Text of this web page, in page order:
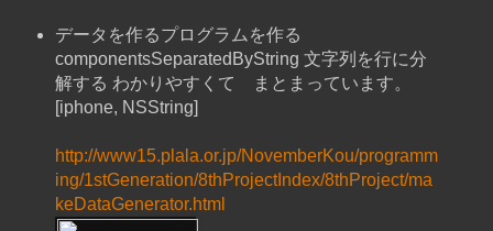
データを作るプログラムを作る
componentsSeparatedByString 文字列を行に分
解する わかりやすくて まとまっています。
[iphone, NSString]
http://www15.plala.or.jp/NovemberKou/programm
ing/1stGeneration/8thProjectIndex/8thProject/ma
keDataGenerator.html